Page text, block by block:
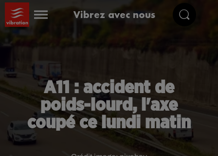
Vibrez avec nous
A11 : accident de
poids-lourd, l'axe
coupé ce lundi matin